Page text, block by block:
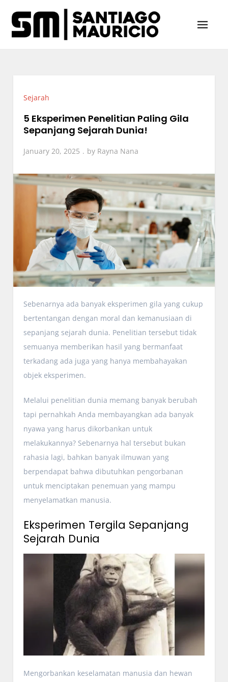
content
Sejarah
5 Eksperimen Penelitian Paling Gila
Sepanjang Sejarah Dunia!
January 20, 2025 by Rayna Nana
Sebenarnya ada banyak eksperimen gila yang cukup
bertentangan dengan moral dan kemanusiaan di
sepanjang sejarah dunia. Penelitian tersebut tidak
semuanya memberikan hasil yang bermanfaat
terkadang ada juga yang hanya membahayakan
objek eksperimen.
Melalui penelitian dunia memang banyak berubah
tapi pernahkah Anda membayangkan ada banyak
nyawa yang harus dikorbankan untuk
melakukannya? Sebenarnya hal tersebut bukan
rahasia lagi, bahkan banyak ilmuwan yang
berpendapat bahwa dibutuhkan pengorbanan
untuk menciptakan penemuan yang mampu
menyelamatkan manusia.
Eksperimen Tergila Sepanjang
Sejarah Dunia
Mengorbankan keselamatan manusia dan hewan